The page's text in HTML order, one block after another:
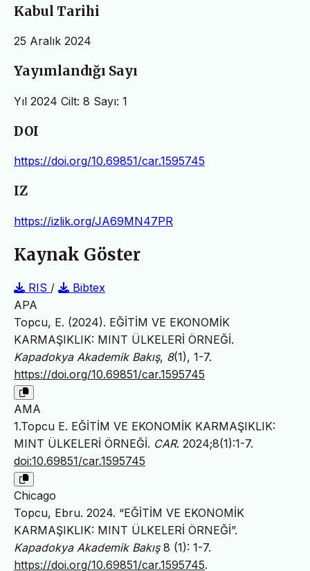
Kabul Tarihi
25 Aralık 2024
Yayımlandığı Sayı
Yıl 2024 Cilt: 8 Sayı: 1
DOI
https://doi.org/10.69851/car.1595745
IZ
https://izlik.org/JA69MN47PR
Kaynak Göster
RIS /
Bibtex
APA
Topcu, E. (2024). EĞİTİM VE EKONOMİK
KARMAŞIKLIK: MINT ÜLKELERİ ÖRNEĞİ.
Kapadokya Akademik Bakış, 8(1), 1-7.
https://doi.org/10.69851/car.1595745
AMA
1.Topcu E. EĞİTİM VE EKONOMİK KARMAŞIKLIK:
MINT ÜLKELERİ ÖRNEĞİ. CAR. 2024;8(1):1-7.
doi:10.69851/car.1595745
Chicago
Topcu, Ebru. 2024. “EĞİTİM VE EKONOMİK
KARMAŞIKLIK: MINT ÜLKELERİ ÖRNEĞİ”.
Kapadokya Akademik Bakış8 (1): 1-7.
https://doi.org/10.69851/car.1595745.